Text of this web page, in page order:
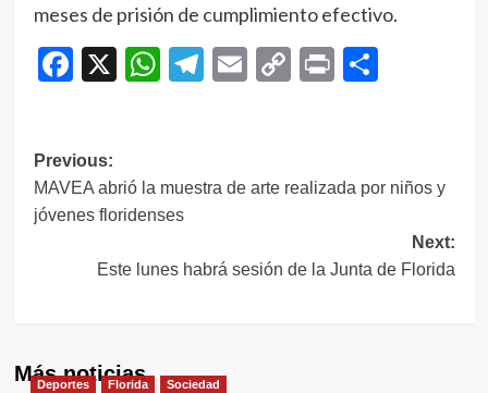
meses de prisión de cumplimiento efectivo.
Facebook
X WhatsApp
Telegram
EmailCopy
Print
Navegación
de
entradas
Previous:
MAVEA abrió la muestra de arte realizada por niños y
jóvenes floridenses
Next:
Este lunes habrá sesión de la Junta de Florida
Más noticias
Deportes Florida Sociedad